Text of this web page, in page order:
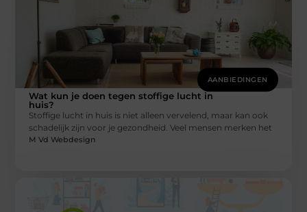
AANBIEDINGEN
Wat kun je doen tegen stoffige lucht in
huis?
Stoffige lucht in huis is niet alleen vervelend, maar kan ook
schadelijk zijn voor je gezondheid. Veel mensen merken het
M Vd Webdesign